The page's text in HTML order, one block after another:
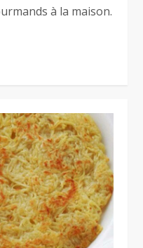
à la maison.